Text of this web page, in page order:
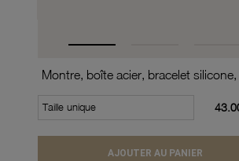
Taille unique
AJOUTER AU PANIER